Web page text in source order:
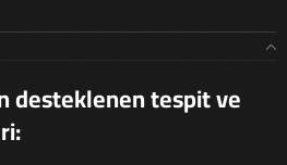
desteklenen tespit ve